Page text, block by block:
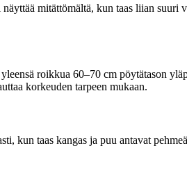
mitättömältä, kun taas liian
roikkua 60–70 cm pöytätason
korkeuden tarpeen mukaan.
kun taas kangas ja puu antavat